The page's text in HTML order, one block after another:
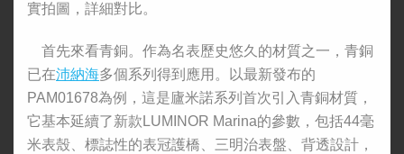
實拍圖，詳細對比。
首先來看青銅。作為名表歷史悠久的材質之一，青銅
已在沛納海多個系列得到應用。以最新發布的
PAM01678為例，這是廬米諾系列首次引入青銅材質，
它基本延續了新款LUMINOR Marina的參數，包括44毫
米表殼、標誌性的表冠護橋、三明治表盤、背透設計，